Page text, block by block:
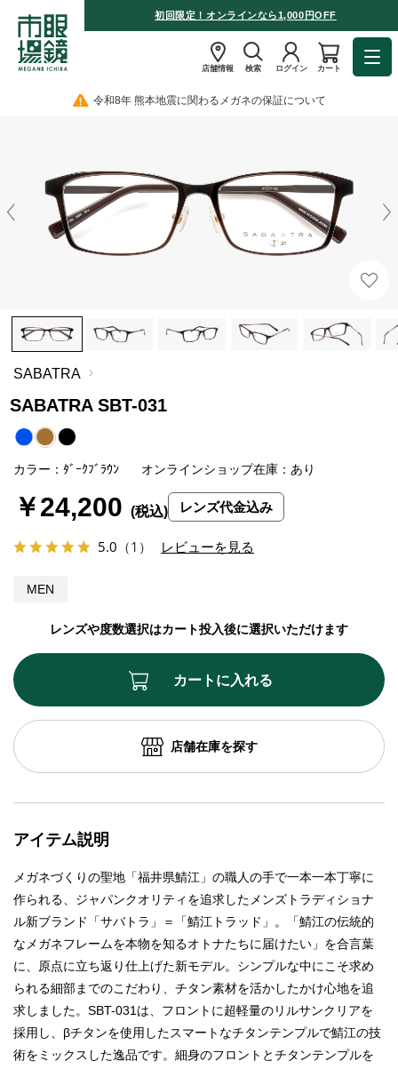
初回限定！オンラインなら1,000円OFF
店舗情報 検索 ログイン カート
令和8年 熊本地震に関わるメガネの保証について
SABATRA
SABATRA SBT-031
5.0 （1） レビューを見る
MEN
カラー：ﾀﾞｰｸﾌﾞﾗｳﾝ オンラインショップ在庫：あり
レンズや度数選択はカート投入後に選択いただけます
￥24,200 レンズ代金込み
カートに入れる
店舗在庫を探す
アイテム説明
メガネづくりの聖地「福井県鯖江」の職人の手で一本一本丁寧に
作られる、ジャパンクオリティを追求したメンズトラディショナ
ル新ブランド「サバトラ」＝「鯖江トラッド」。「鯖江の伝統的
なメガネフレームを本物を知るオトナたちに届けたい」を合言葉
に、原点に立ち返り仕上げた新モデル。シンプルな中にこそ求め
られる細部までのこだわり、チタン素材を活かしたかけ心地を追
求しました。SBT-031は、フロントに超軽量のリルサンクリアを
採用し、βチタンを使用したスマートなチタンテンプルで鯖江の技
術をミックスした逸品です。細身のフロントとチタンテンプルを